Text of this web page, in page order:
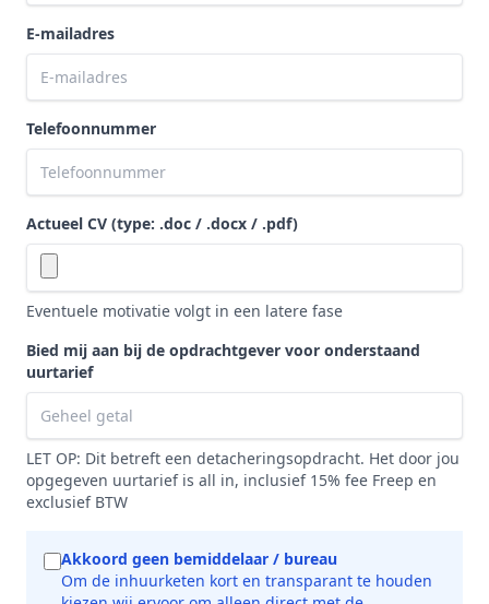
E-mailadres
Telefoonnummer
Actueel CV (type: .doc / .docx / .pdf)
Eventuele motivatie volgt in een latere fase
Bied mij aan bij de opdrachtgever voor onderstaand
uurtarief
LET OP: Dit betreft een detacheringsopdracht. Het door jou
opgegeven uurtarief is all in, inclusief 15% fee Freep en
exclusief BTW
Akkoord geen bemiddelaar / bureau
Om de inhuurketen kort en transparant te houden